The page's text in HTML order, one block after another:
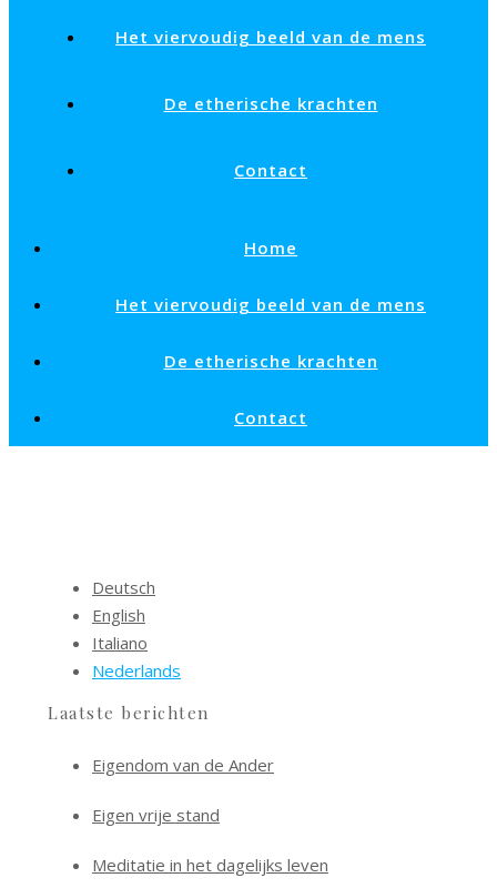
Het viervoudig beeld van de mens
De etherische krachten
Contact
Home
Het viervoudig beeld van de mens
De etherische krachten
Contact
Deutsch
English
Italiano
Nederlands
Laatste berichten
Eigendom van de Ander
Eigen vrije stand
Meditatie in het dagelijks leven